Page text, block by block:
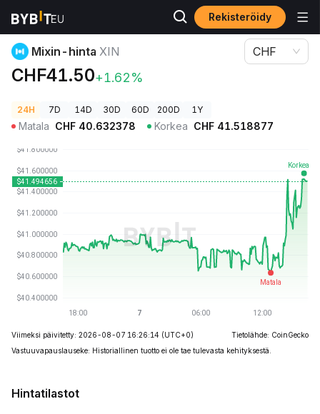
Rekisteröidy
Kryptohinnat
Mixin-hinta XIN
CHF41.50+1.62%
CHF
24H 7D 14D 30D 60D 200D 1Y
Matala CHF 40.632378 Korkea CHF 41.518877
Viimeksi päivitetty: 2026-08-07 16:26:14 (UTC+0)
Tietolähde: CoinGecko
Vastuuvapauslauseke: Historiallinen tuotto ei ole tae tulevasta kehityksestä.
Hintatilastot